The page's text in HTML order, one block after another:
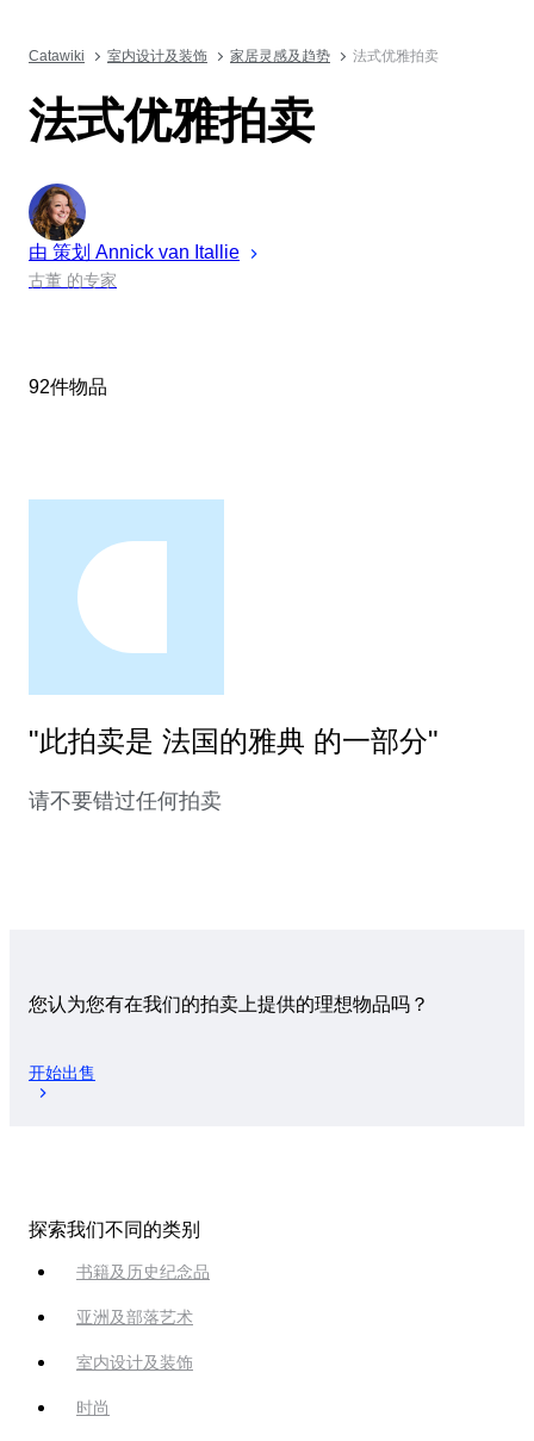
Catawiki 室内设计及装饰 家居灵感及趋势 法式优雅拍卖
法式优雅拍卖
由 策划 Annick van Itallie
古董 的专家
92件物品
"此拍卖是 法国的雅典 的一部分"
请不要错过任何拍卖
您认为您有在我们的拍卖上提供的理想物品吗？
开始出售
探索我们不同的类别
书籍及历史纪念品
亚洲及部落艺术
室内设计及装饰
时尚